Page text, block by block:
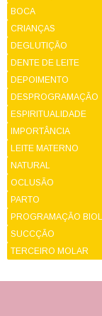
BOCA
CRIANÇAS
DEGLUTIÇÃO
DENTE DE LEITE
DEPOIMENTO
DESPROGRAMAÇÃO
ESPIRITUALIDADE
IMPORTÂNCIA
LEITE MATERNO
NATURAL
OCLUSÃO
PARTO
PROGRAMAÇÃO
SUCCÇÃO
TERCEIRO MOLAR